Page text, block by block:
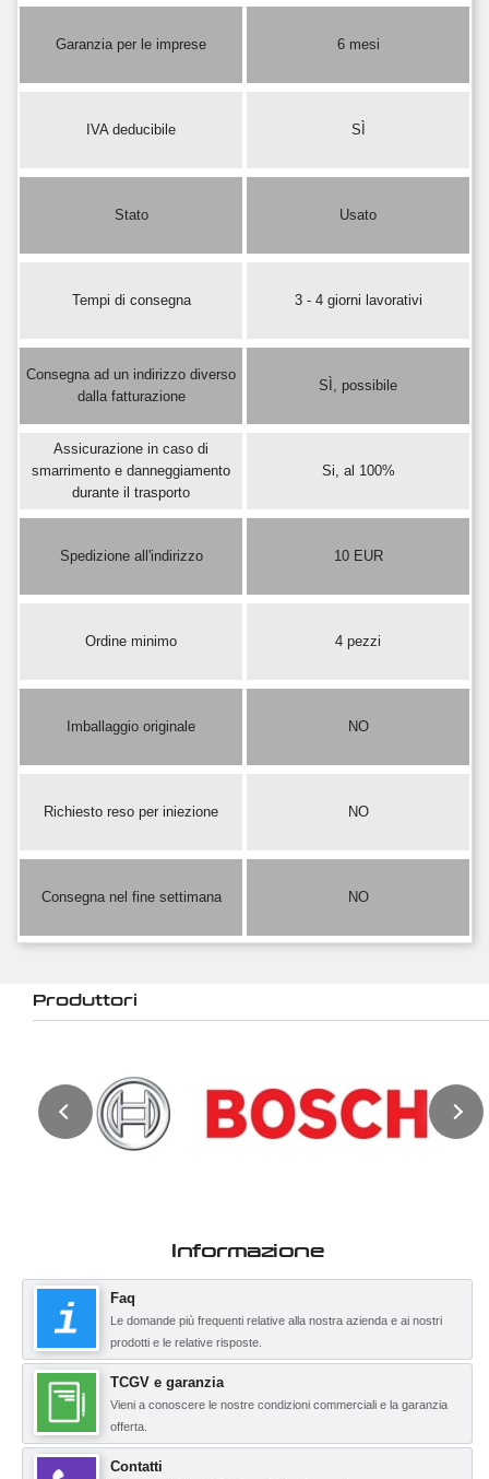
Garanzia per le imprese 6 mesi
IVA deducibile SÌ
Stato Usato
Tempi di consegna 3 - 4 giorni lavorativi
Consegna ad un indirizzo diverso
dalla fatturazione
SÌ, possibile
Assicurazione in caso di
smarrimento e danneggiamento
durante il trasporto
Si, al 100%
Spedizione all'indirizzo 10 EUR
Ordine minimo 4 pezzi
Imballaggio originale NO
Richiesto reso per iniezione NO
Consegna nel fine settimana NO
Produttori
Informazione
Faq
Le domande più frequenti relative alla nostra azienda e ai nostri
prodotti e le relative risposte.
TCGV e garanzia
Vieni a conoscere le nostre condizioni commerciali e la garanzia
offerta.
Contatti